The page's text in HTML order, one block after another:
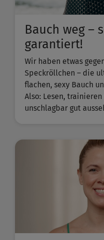
Bauch weg –
garantiert!
Wir haben etwas
Speckröllchen – die
flachen, sexy Bauch
Also: Lesen,
unschlagbar gut